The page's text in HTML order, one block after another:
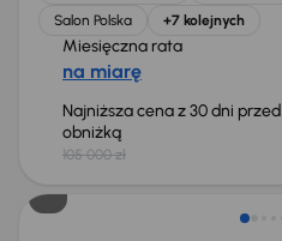
Salon Polska
+7 kolejnych
Miesięczna rata
na miarę
Najniższa cena z 30 dni przed
obniżką
105 000 zł
Taniej o 1 000 zł